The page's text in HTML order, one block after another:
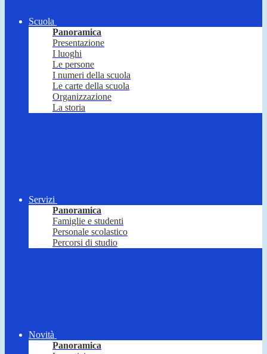
Scuola
Panoramica
Presentazione
I luoghi
Le persone
I numeri della scuola
Le carte della scuola
Organizzazione
La storia
Servizi
Panoramica
Famiglie e studenti
Personale scolastico
Percorsi di studio
Novità
Panoramica